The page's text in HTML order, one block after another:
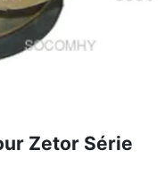
Zetor Série